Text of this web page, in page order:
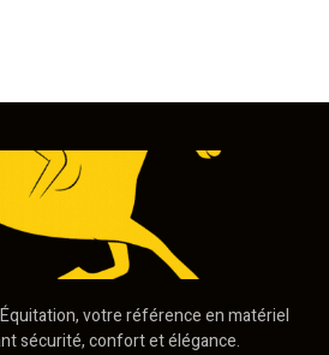
votre référence en matériel
sécurité, confort et élégance.